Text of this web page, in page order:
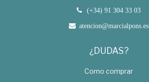
(+34) 91 304 33 03
atencion@marcialpons.es
¿DUDAS?
Como comprar